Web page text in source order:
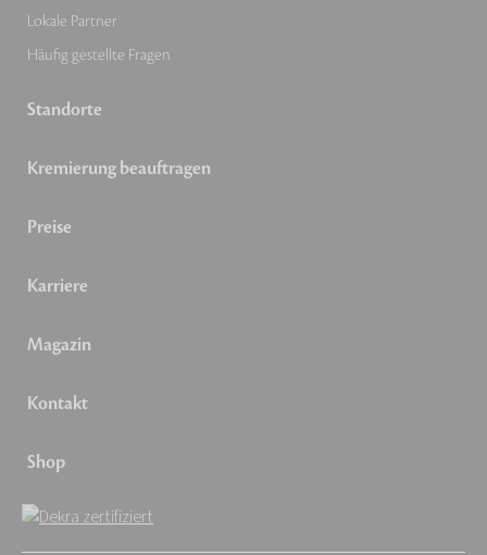
Lokale Partner
Häufig gestellte Fragen
Standorte
Kremierung beauftragen
Preise
Karriere
Magazin
Kontakt
Shop